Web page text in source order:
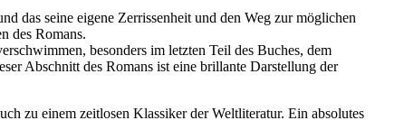
das seine eigene Zerrissenheit und den Weg zur möglichen
des Romans.
besonders im letzten Teil des Buches, dem
Abschnitt des Romans ist eine brillante Darstellung der
zu einem zeitlosen Klassiker der Weltliteratur. Ein absolutes